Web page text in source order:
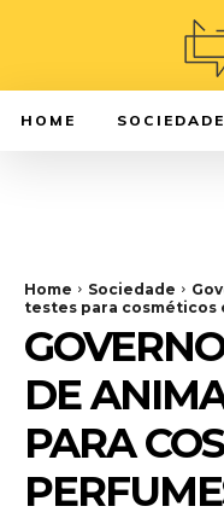
HOME SOCIEDADE
Home Sociedade
testes para cosméticos
DE
PARA